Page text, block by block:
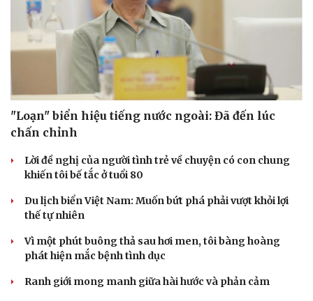
"Loạn" biển hiệu tiếng nước ngoài: Đã đến lúc
chấn chỉnh
Lời đề nghị của người tình trẻ về chuyện có con chung
khiến tôi bế tắc ở tuổi 80
Du lịch biển Việt Nam: Muốn bứt phá phải vượt khỏi lợi
thế tự nhiên
Vì một phút buông thả sau hơi men, tôi bàng hoàng
phát hiện mắc bệnh tình dục
Ranh giới mong manh giữa hài hước và phản cảm